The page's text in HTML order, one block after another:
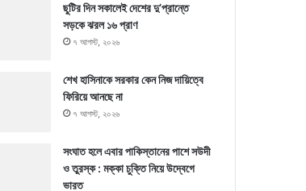
ছুটির দিন সকালেই দেশের দু’প্রান্তে
সড়কে ঝরল ১৬ প্রাণ
৭ আগস্ট, ২০২৬
শেখ হাসিনাকে সরকার কেন নিজ দায়িত্বে
ফিরিয়ে আনছে না
৭ আগস্ট, ২০২৬
সংঘাত হলে এবার পাকিস্তানের পাশে সউদী
ও তুরস্ক : মক্কা চুক্তি নিয়ে উদ্বেগে
ভারত